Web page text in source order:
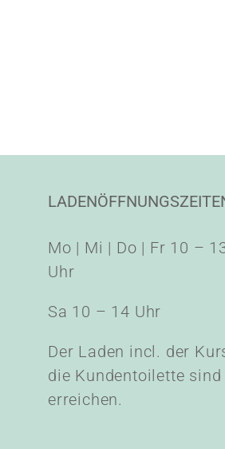
Mo | Mi | Do | Fr 10 –
Uhr
Sa 10 – 14 Uhr
Der Laden incl. der
die Kundentoilette
erreichen.